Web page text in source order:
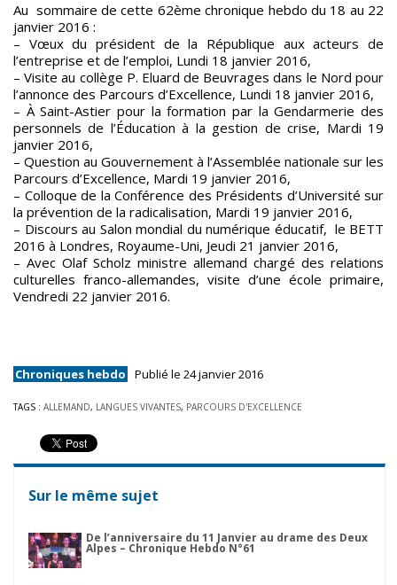
Au sommaire de cette 62ème chronique hebdo du 18 au 22
janvier 2016 :
– Vœux du président de la République aux acteurs de
l’entreprise et de l’emploi, Lundi 18 janvier 2016,
– Visite au collège P. Eluard de Beuvrages dans le Nord pour
l’annonce des Parcours d’Excellence, Lundi 18 janvier 2016,
– À Saint-Astier pour la formation par la Gendarmerie des
personnels de l’Éducation à la gestion de crise, Mardi 19
janvier 2016,
– Question au Gouvernement à l’Assemblée nationale sur les
Parcours d’Excellence, Mardi 19 janvier 2016,
– Colloque de la Conférence des Présidents d’Université sur
la prévention de la radicalisation, Mardi 19 janvier 2016,
– Discours au Salon mondial du numérique éducatif, le BETT
2016 à Londres, Royaume-Uni, Jeudi 21 janvier 2016,
– Avec Olaf Scholz ministre allemand chargé des relations
culturelles franco-allemandes, visite d’une école primaire,
Vendredi 22 janvier 2016.
Chroniques hebdo Publié le 24 janvier 2016
TAGS : ALLEMAND, LANGUES VIVANTES, PARCOURS D'EXCELLENCE
Sur le même sujet
De l’anniversaire du 11 Janvier au drame des Deux
Alpes – Chronique Hebdo N°61